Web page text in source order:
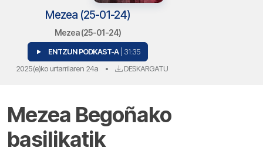
Mezea (25-01-24)
Mezea (25-01-24)
ENTZUN PODKAST-A | 31:35
2025(e)ko urtarrilaren 24a • DESKARGATU
Mezea Begoñako
basilikatik